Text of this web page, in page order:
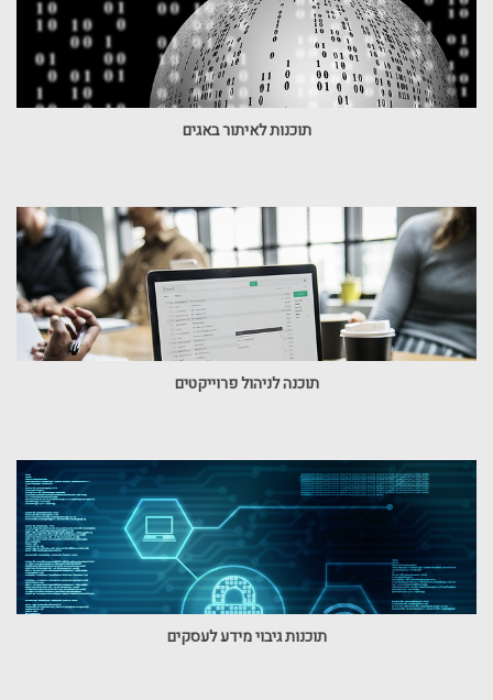
תוכנות לאיתור באגים
תוכנה לניהול פרוייקטים
תוכנות גיבוי מידע לעסקים